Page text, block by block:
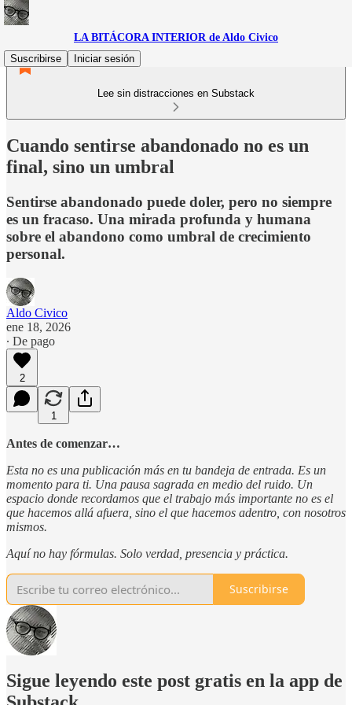
LA BITÁCORA INTERIOR de Aldo Civico
Suscribirse
Iniciar sesión
Lee sin distracciones en Substack
Cuando sentirse abandonado no es un
final, sino un umbral
Sentirse abandonado puede doler, pero no siempre
es un fracaso. Una mirada profunda y humana
sobre el abandono como umbral de crecimiento
personal.
Aldo Civico
ene 18, 2026
∙ De pago
2
1
Antes de comenzar…
Esta no es una publicación más en tu bandeja de entrada. Es un
momento para ti. Una pausa sagrada en medio del ruido. Un
espacio donde recordamos que el trabajo más importante no es el
que hacemos allá afuera, sino el que hacemos adentro, con nosotros
mismos.
Aquí no hay fórmulas. Solo verdad, presencia y práctica.
Suscribirse
Sigue leyendo este post gratis en la app de